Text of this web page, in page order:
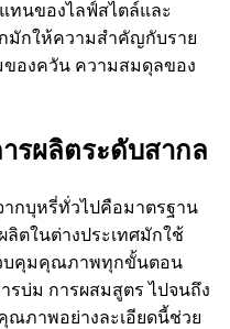
ทนของไลฟ์สไตล์และ
มักให้ความสำคัญกับราย
ของควัน ความสมดุลของ
รผลิตระดับสากล
กบุหรี่ทั่วไปคือมาตรฐาน
ลิตในต่างประเทศมักใช้
บคุมคุณภาพทุกขั้นตอน
รบ่ม การผสมสูตร ไปจนถึง
ภาพอย่างละเอียดนี้ช่วย